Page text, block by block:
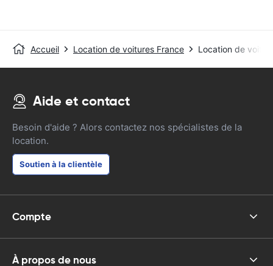
Accueil Location de voitures France Location de
Aide et contact
Besoin d'aide ? Alors contactez nos spécialistes de la
location.
Soutien à la clientèle
Compte
À propos de nous